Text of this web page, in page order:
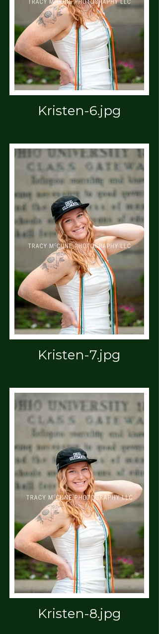
Kristen-6.jpg
Kristen-7.jpg
Kristen-8.jpg